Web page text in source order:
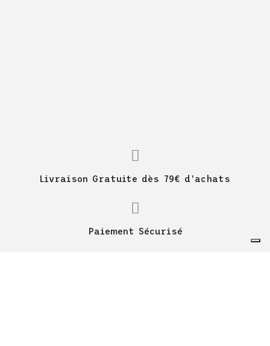
Livraison Gratuite dès 79€ d'achats
Paiement Sécurisé